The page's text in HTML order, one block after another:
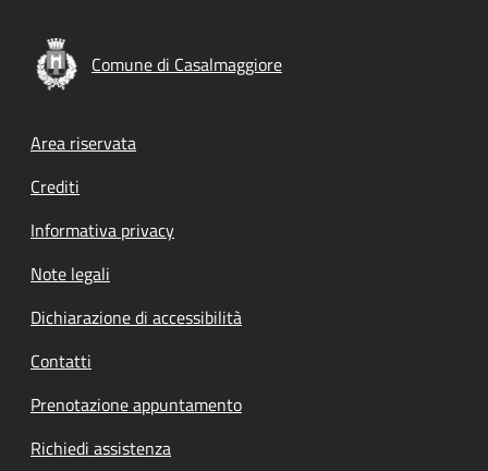
Comune di Casalmaggiore
Footer menu
Area riservata
Crediti
Informativa privacy
Note legali
Dichiarazione di accessibilità
Contatti
Prenotazione appuntamento
Richiedi assistenza